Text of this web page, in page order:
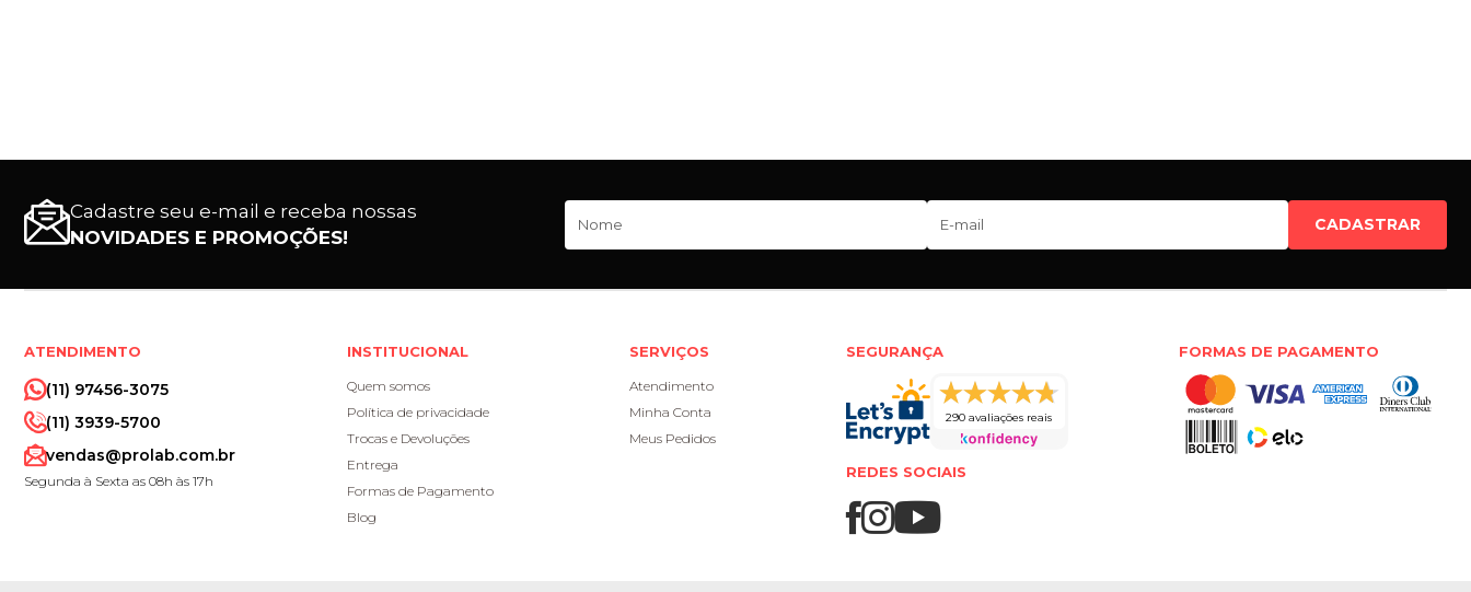
Cadastre seu e-mail e receba nossas
NOVIDADES E PROMOÇÕES!
CADASTRAR
ATENDIMENTO
(11) 97456-3075
(11) 3939-5700
vendas@prolab.com.br
Segunda à Sexta as 08h às 17h
INSTITUCIONAL
Quem somos
Política de privacidade
Trocas e Devoluções
Entrega
Formas de Pagamento
Blog
SERVIÇOS
Atendimento
Minha Conta
Meus Pedidos
SEGURANÇA
290 avaliações reais
REDES SOCIAIS
FORMAS DE PAGAMENTO